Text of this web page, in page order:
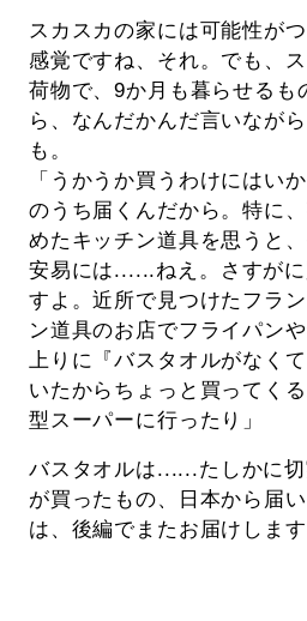
スカスカの家には可能性が
感覚ですね、それ。でも、
荷物で、9か月も暮らせるも
ら、なんだかんだ言いなが
も。
「うかうか買うわけにはい
のうち届くんだから。特に
めたキッチン道具を思うと
安易には......ねえ。さすが
すよ。近所で見つけたフラ
ン道具のお店でフライパン
上りに『バスタオルがなく
いたからちょっと買ってく
型スーパーに行ったり」
バスタオルは......たしかに
が買ったもの、日本から届
は、後編でまたお届けします